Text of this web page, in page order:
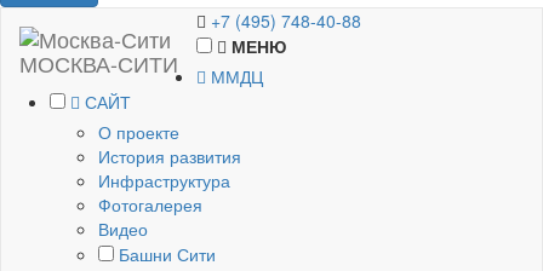
МОСКВА-СИТИ
+7 (495) 748-40-88
МЕНЮ
ММДЦ
САЙТ
О проекте
История развития
Инфраструктура
Фотогалерея
Видео
Башни Сити